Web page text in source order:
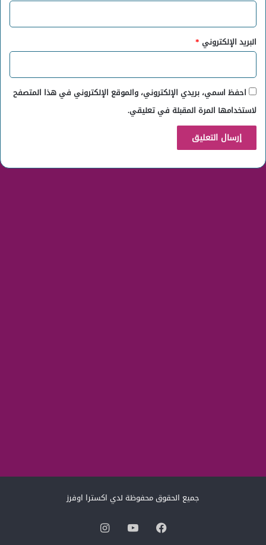
البريد الإلكتروني *
احفظ اسمي، بريدي الإلكتروني، والموقع الإلكتروني في هذا المتصفح
لاستخدامها المرة المقبلة في تعليقي.
جميع الحقوق محفوظة لدي اكسترا اوفرز
فيسبوك‫YouTubeانستقرام